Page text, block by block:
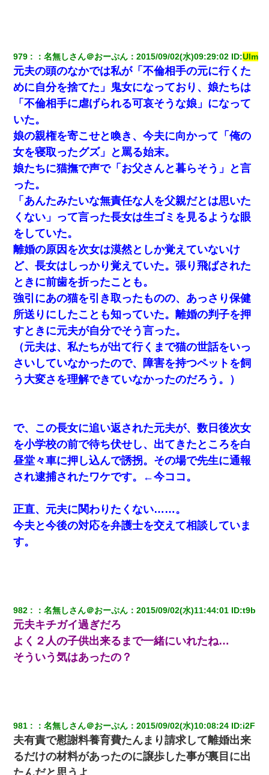
979 ：名無しさん＠おーぷん ：2015/09/02(水)09:29:02 ID:Ulm
元夫の頭のなかでは私が「不倫相手の元に行くた
めに自分を捨てた」鬼女になっており、娘たちは
「不倫相手に虐げられる可哀そうな娘」になって
いた。
娘の親権を寄こせと喚き、今夫に向かって「俺の
女を寝取ったグズ」と罵る始末。
娘たちに猫撫で声で「お父さんと暮らそう」と言
った。
「あんたみたいな無責任な人を父親だとは思いた
くない」って言った長女は生ゴミを見るような眼
をしていた。
離婚の原因を次女は漠然としか覚えていないけ
ど、長女はしっかり覚えていた。張り飛ばされた
ときに前歯を折ったことも。
強引にあの猫を引き取ったものの、あっさり保健
所送りにしたことも知っていた。離婚の判子を押
すときに元夫が自分でそう言った。
（元夫は、私たちが出て行くまで猫の世話をいっ
さいしていなかったので、障害を持つペットを飼
う大変さを理解できていなかったのだろう。）
で、この長女に追い返された元夫が、数日後次女
を小学校の前で待ち伏せし、出てきたところを白
昼堂々車に押し込んで誘拐。その場で先生に通報
され逮捕されたワケです。←今ココ。
正直、元夫に関わりたくない……。
今夫と今後の対応を弁護士を交えて相談していま
す。
982 ：名無しさん＠おーぷん ：2015/09/02(水)11:44:01 ID:t9b
元夫キチガイ過ぎだろ
よく２人の子供出来るまで一緒にいれたね…
そういう気はあったの？
981 ：名無しさん＠おーぷん ：2015/09/02(水)10:08:24 ID:i2F
夫有責で慰謝料養育費たんまり請求して離婚出来
るだけの材料があったのに譲歩した事が裏目に出
たんだと思うよ